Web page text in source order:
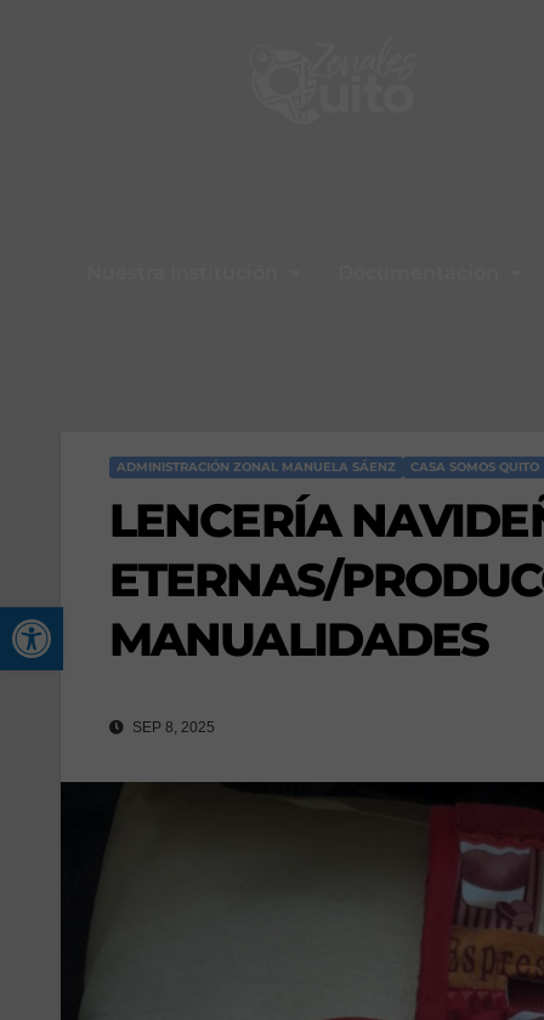
Abrir barra de
ADMINISTRACIÓN ZONAL MANUELA SÁENZ CASA SOMOS QUITO
LENCERÍA
ETERNAS/
MANUALIDADES
SEP 8, 2025